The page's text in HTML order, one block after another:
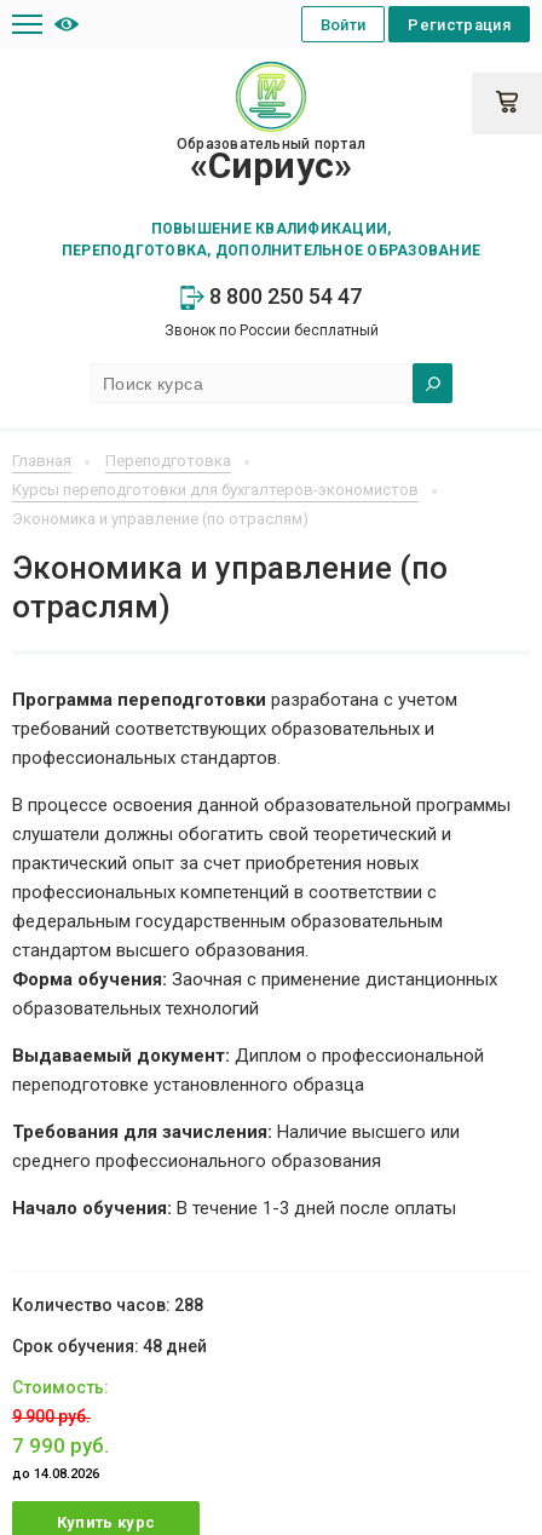
Образовательный портал
«Сириус»
ПОВЫШЕНИЕ КВАЛИФИКАЦИИ,
ПЕРЕПОДГОТОВКА, ДОПОЛНИТЕЛЬНОЕ ОБРАЗОВАНИЕ
8 800 250 54 47
Звонок по России бесплатный
Регистрация
Войти
Главная
Переподготовка
Курсы переподготовки для бухгалтеров-экономистов
Экономика и управление (по отраслям)
Экономика и управление (по
отраслям)
Программа переподготовки разработана с учетом
требований соответствующих образовательных и
профессиональных стандартов.
В процессе освоения данной образовательной программы
слушатели должны обогатить свой теоретический и
практический опыт за счет приобретения новых
профессиональных компетенций в соответствии с
федеральным государственным образовательным
стандартом высшего образования.
Форма обучения: Заочная с применение дистанционных
образовательных технологий
Выдаваемый документ: Диплом о профессиональной
переподготовке установленного образца
Требования для зачисления: Наличие высшего или
среднего профессионального образования
Начало обучения: В течение 1-3 дней после оплаты
288
48 дней
9 900 руб.
7 990 руб.
до 14.08.2026
Купить курс